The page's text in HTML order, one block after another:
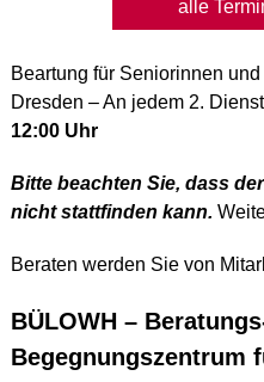
alle
Beartung für Seniorinnen
Dresden – An jedem 2.
12:00 Uhr
Bitte beachten Sie, dass
nicht stattfinden kann.
Beraten werden Sie von
BÜLOWH –
Begegnungszentrum